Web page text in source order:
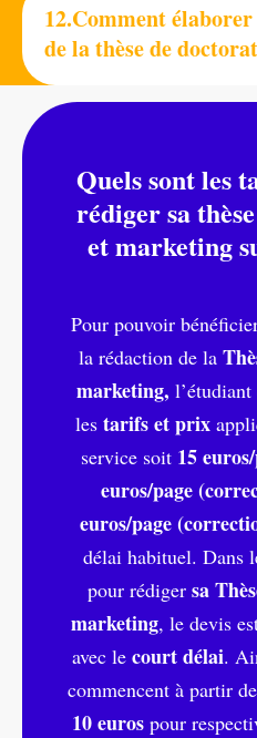
12.Comment
de la thèse de
Quels sont les
rédiger sa
et marketing
Pour pouvoir
la rédaction de la
marketing,
les tarifs et prix
service soit 15
euros/page
euros/page
délai habituel. Dans
pour rédigersa
marketing, le devis
avec le court délai.
commencent à partir de
10 euros pour